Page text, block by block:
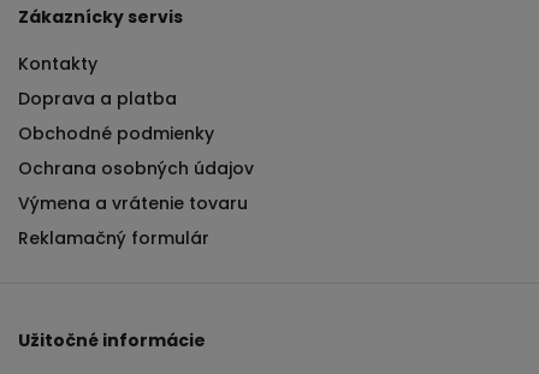
Zákaznícky servis
Kontakty
Doprava a platba
Obchodné podmienky
Ochrana osobných údajov
Výmena a vrátenie tovaru
Reklamačný formulár
Užitočné informácie